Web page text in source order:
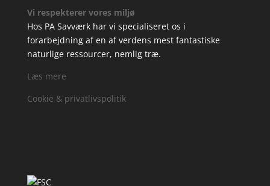
Vi respekterer vores miljø
Hos PA Savværk har vi specialiseret os i
forarbejdning af en af verdens mest fantastiske
naturlige ressourcer, nemlig træ.
Læs mere
Cookie & privatlivspolitik